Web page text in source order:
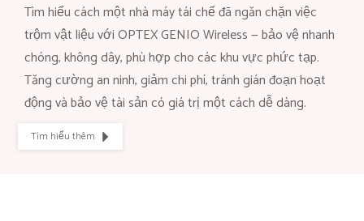
Tìm hiểu cách một nhà máy tái chế đã ngăn chặn việc
trộm vật liệu với OPTEX GENIO Wireless — bảo vệ nhanh
chóng, không dây, phù hợp cho các khu vực phức tạp.
Tăng cường an ninh, giảm chi phí, tránh gián đoạn hoạt
động và bảo vệ tài sản có giá trị một cách dễ dàng.
Tìm hiểu thêm